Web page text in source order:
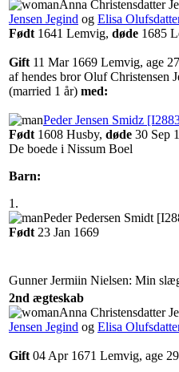
Jensen Jegind og Elisa
Født ‎1641 Lemvig, døde ‎1685
Gift ‎11 Mar 1669 Lemvig, age
af hendes bror Oluf Christensen
(married 1 år) med:
Peder Jensen Smidz‏‎
Født ‎1608 Husby, døde ‎30 Sep
De boede i Nissum Boel
Barn:
1.
‎Peder
Født ‎23 Jan 1669‎
Gunner Jermiin Nielsen: Min
2nd ægteskab
Jensen Jegind og Elisa
Gift ‎04 Apr 1671 Lemvig, age